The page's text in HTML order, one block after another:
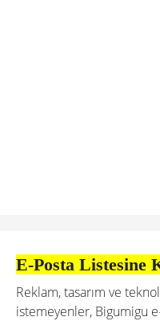
E-Posta Listesine
Reklam, tasarım ve
istemeyenler, Bigumigu